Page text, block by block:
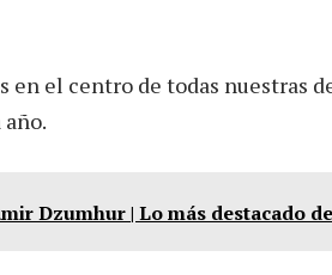
en el centro de todas nuestras
Dzumhur | Lo más destacado